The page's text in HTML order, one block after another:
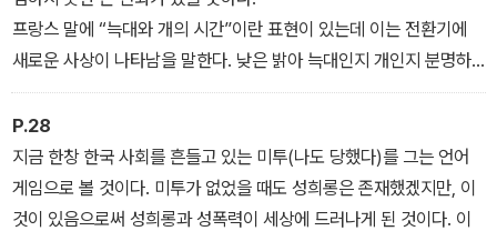
프랑스 말에 “늑대와 개의 시간”이란 표현이 있는데 이는 전환기에
새로운 사상이 나타남을 말한다. 낮은 밝아 늑대인지 개인지 분명하
여 생각할 필요가 없고 밤은 보이지 않아 생각할 수도 없지만, 황혼녘
이나 새벽녘엔 헷갈려 더 생각하고 그로 인해 새로운 사상이 나타난
다는 것이다. 이 시대를 ‘늑대와 개의 시간’으로 비유할 수 있을 것이
다.
P.28
지금 한창 한국 사회를 흔들고 있는 미투(나도 당했다)를 그는 언어
게임으로 볼 것이다. 미투가 없었을 때도 성희롱은 존재했겠지만, 이
것이 있음으로써 성희롱과 성폭력이 세상에 드러나게 된 것이다. 이